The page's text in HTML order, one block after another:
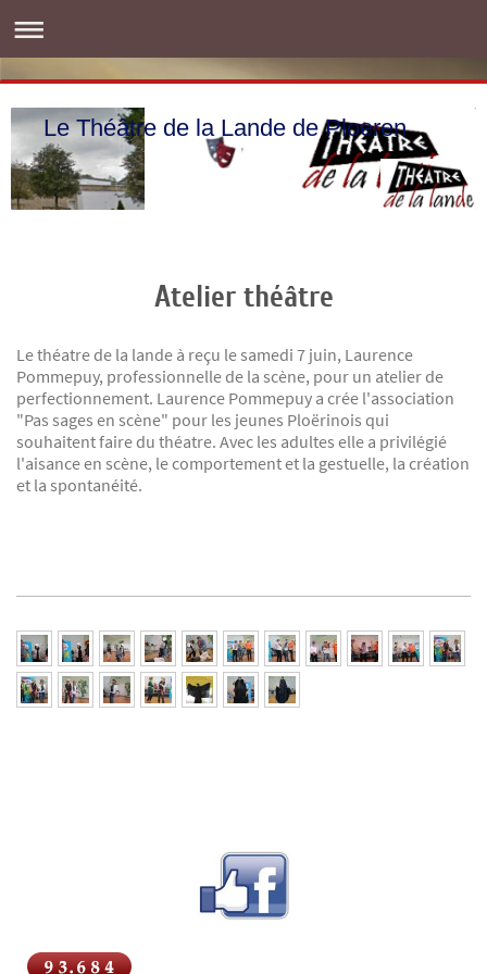
Le Théâtre de la Lande de Ploeren
Atelier théâtre
Le théatre de la lande à reçu le samedi 7 juin, Laurence
Pommepuy, professionnelle de la scène, pour un atelier de
perfectionnement. Laurence Pommepuy a crée l'association
"Pas sages en scène" pour les jeunes Ploërinois qui
souhaitent faire du théatre. Avec les adultes elle a privilégié
l'aisance en scène, le comportement et la gestuelle, la création
et la spontanéité.